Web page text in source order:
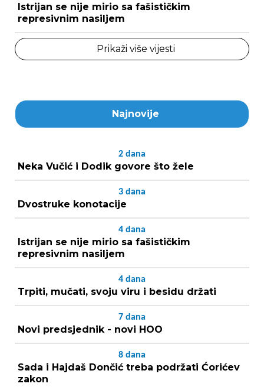
Istrijan se nije mirio sa fašističkim
represivnim nasiljem
Prikaži više vijesti
Najnovije
2 dana
Neka Vučić i Dodik govore što žele
3 dana
Dvostruke konotacije
4 dana
Istrijan se nije mirio sa fašističkim
represivnim nasiljem
4 dana
Trpiti, mučati, svoju viru i besidu držati
7 dana
Novi predsjednik - novi HOO
8 dana
Sada i Hajdaš Dončić treba podržati Ćorićev
zakon